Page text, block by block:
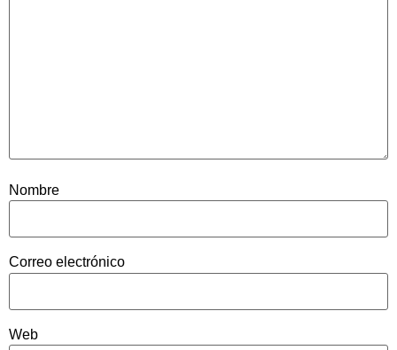
Nombre
Correo electrónico
Web